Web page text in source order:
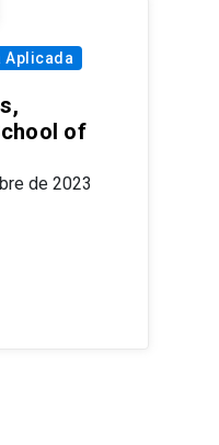
Aplicada
of
de 2023